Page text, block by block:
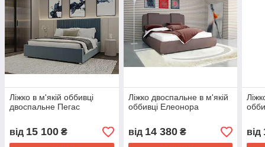
Ліжко в м'якій оббивці
двоспальне Пегас
від 15 100 ₴
Ліжко двоспальне в м'якій
оббивці Елеонора
від 14 380₴ від